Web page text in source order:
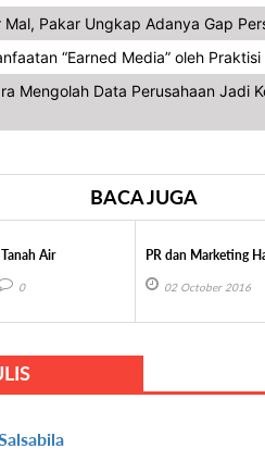
Mal, Pakar Ungkap Adanya Gap
“Earned Media” oleh Praktisi
Mengolah Data Perusahaan Jadi
BACA JUGA
Air
0
PR dan Marketing
02 October 2016